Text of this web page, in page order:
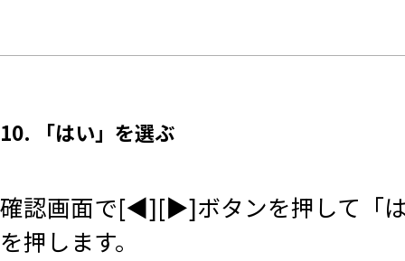
10. 「はい」を選ぶ
確認画面で[◀][▶]ボタンを押して「
を押します。